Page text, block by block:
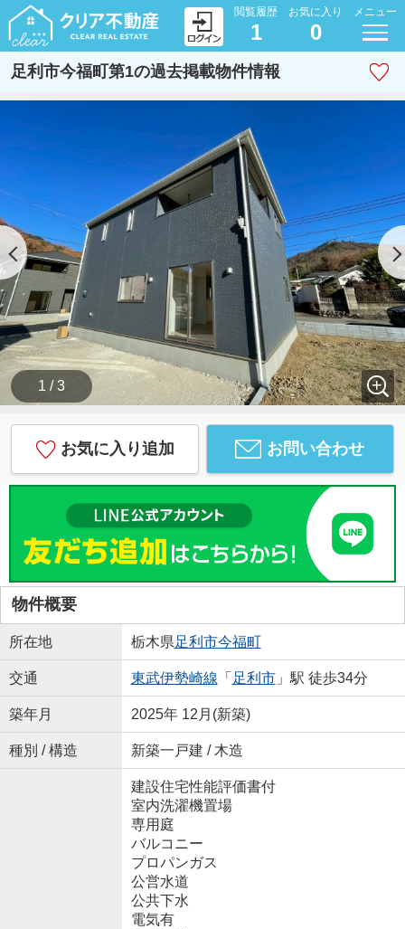
閲覧履歴
1
お気に入り
0
メニュー
足利市今福町第1の過去掲載物件情報
1 / 3
お気に入り追加 お問い合わせ
物件概要
所在地 栃木県足利市今福町
交通 東武伊勢崎線 「 足利市」駅 徒歩34分
築年月 2025年 12月(新築)
種別 / 構造 新築一戸建 / 木造
建設住宅性能評価書付
室内洗濯機置場
専用庭
バルコニー
プロパンガス
公営水道
公共下水
電気有